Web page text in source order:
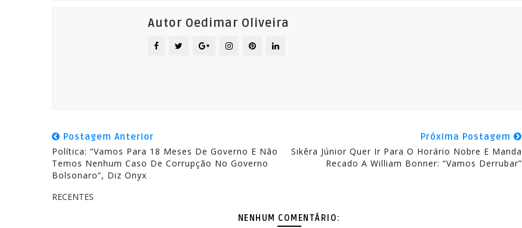
Autor Oedimar Oliveira
Postagem Anterior
Política: “Vamos Para 18 Meses De Governo E Não
Temos Nenhum Caso De Corrupção No Governo
Bolsonaro”, Diz Onyx
Próxima Postagem
Sikêra Júnior Quer Ir Para O Horário Nobre E Manda
Recado A William Bonner: “Vamos Derrubar”
RECENTES
NENHUM COMENTÁRIO: